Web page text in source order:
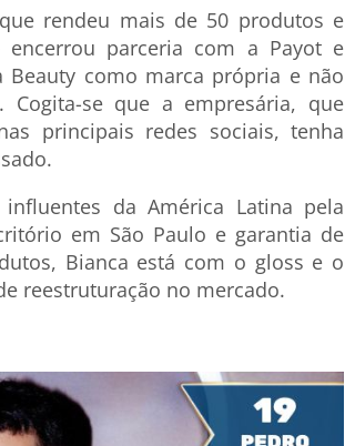
rendeu mais de 50 produtos e
parceria com a Payot e
Beauty como marca própria e não
se que a empresária, que
principais redes sociais, tenha
da América Latina pela
em São Paulo e garantia de
Bianca está com o gloss e o
reestruturação no mercado.